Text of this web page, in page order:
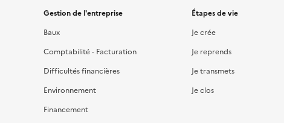
Gestion de l'entreprise
Baux
Comptabilité - Facturation
Difficultés financières
Environnement
Financement
Étapes de vie
Je crée
Je reprends
Je transmets
Je clos